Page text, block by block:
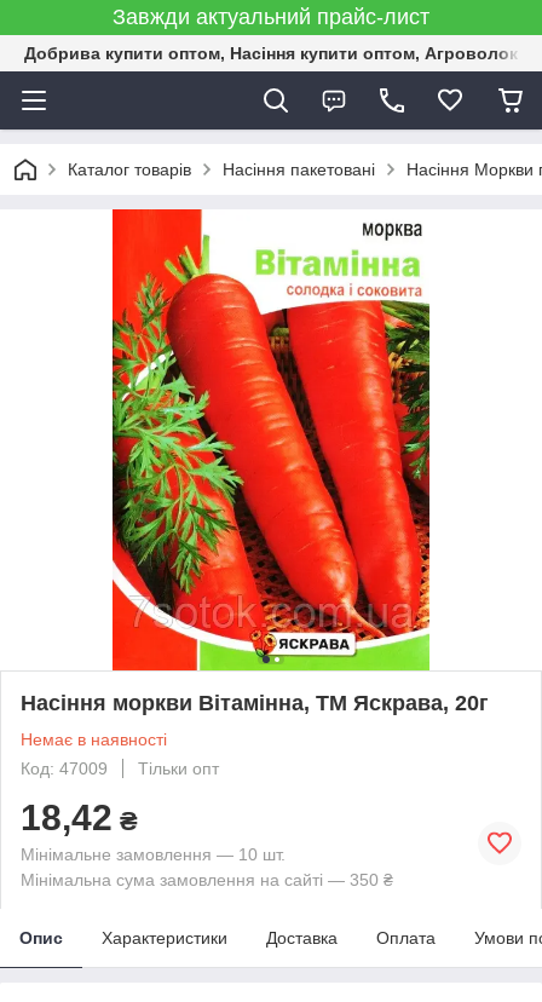
Завжди актуальний прайс-лист
Добрива купити оптом, Насіння купити оптом,
Каталог товарів Насіння пакетовані Насіння Моркви
Насіння моркви Вiтамiнна, ТМ Яскрава, 20г
Немає в наявності
Код: 47009
Тільки опт
18,42 ₴
Мінімальне замовлення — 10 шт.
Мінімальна сума замовлення на сайті — 350 ₴
Опис Характеристики Доставка Оплата Умови